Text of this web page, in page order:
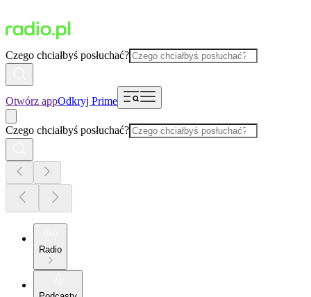
Czego chciałbyś posłuchać?
Otwórz appOdkryj Prime
Czego chciałbyś posłuchać?
Radio